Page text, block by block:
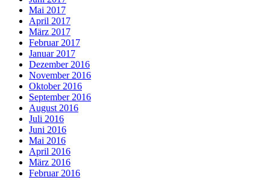
Mai 2017
April 2017
März 2017
Februar 2017
Januar 2017
Dezember 2016
November 2016
Oktober 2016
September 2016
August 2016
Juli 2016
Juni 2016
Mai 2016
April 2016
März 2016
Februar 2016